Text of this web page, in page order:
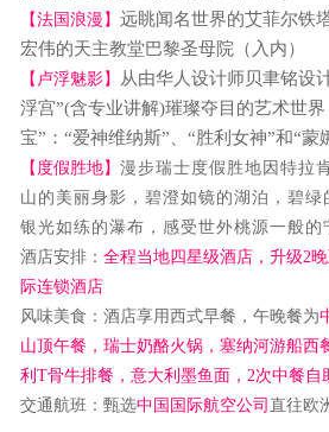
【法国浪漫】 远眺闻名世界的艾菲尔铁
宏伟的天主教堂巴黎圣母院（入内）
【卢浮魅影】 从由华人设计师贝聿铭设
浮宫”(含专业讲解)璀璨夺目的艺术世
宝”：“爱神维纳斯”、“胜利女神”和“蒙
【度假胜地】 漫步瑞士度假胜地因特拉
山的美丽身影，碧澄如镜的湖泊，碧绿
银光如练的瀑布，感受世外桃源一般的
酒店安排： 全程当地四星级酒店， 升级2
际连锁酒店
风味美食 ： 酒店享用西式早餐，午晚餐为
山顶午餐，瑞士奶酪火锅，塞纳河游船西
利 T骨牛排餐 ，意大利墨鱼面， 2次中餐自
交通航班 ：甄选中国国际航空公司 直往欧